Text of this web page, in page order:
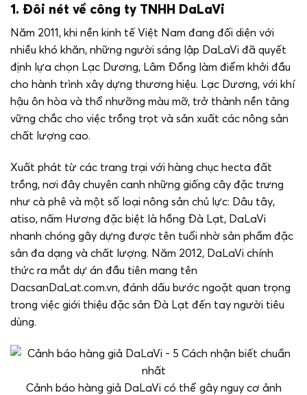
1. Đôi nét về công ty TNHH DaLaVi
Năm 2011, khi nền kinh tế Việt Nam đang đối diện với
nhiều khó khăn, những người sáng lập DaLaVi đã quyết
định lựa chọn Lạc Dương, Lâm Đồng làm điểm khởi đầu
cho hành trình xây dựng thương hiệu. Lạc Dương, với khí
hậu ôn hòa và thổ nhưỡng màu mỡ, trở thành nền tảng
vững chắc cho việc trồng trọt và sản xuất các nông sản
chất lượng cao.
Xuất phát từ các trang trại với hàng chục hecta đất
trồng, nơi đây chuyên canh những giống cây đặc trưng
như cà phê và một số loại nông sản chủ lực: Dâu tây,
atiso, nấm Hương đặc biệt là hồng Đà Lạt, DaLaVi
nhanh chóng gây dựng được tên tuổi nhờ sản phẩm đặc
sản đa dạng và chất lượng. Năm 2012, DaLaVi chính
thức ra mắt dự án đầu tiên mang tên
DacsanDaLat.com.vn, đánh dấu bước ngoặt quan trọng
trong việc giới thiệu đặc sản Đà Lạt đến tay người tiêu
dùng.
Cảnh báo hàng giả DaLaVi có thể gây nguy cơ ảnh